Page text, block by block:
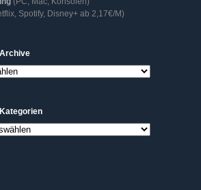
Spotify, Disney+ ab 2,17€/M)
Game
News
Archive